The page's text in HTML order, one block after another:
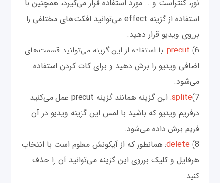
نور، کنتراست و... مورد استفاده قرار می‌گیرد، همچنین با
استفاده از گزینه effect می‌توانید افکت‌های مختلفی را
برروی ویدیو قرار دهید.
6)
precut: با استفاده از این گزینه می‌توانید قسمت‌های
اضافی ویدیو را برش دهید و برای کات کردن استفاده
می‌شود.
7)
splite
: این گزینه همانند گزینه precut عمل می‌کنید
درفریم ویدیو که باشید با لمس این گزینه ویدیو در آن
فریم برش داده می‌شود.
8)
delete: همانطور که از آیکونش معلوم است با انتخاب
هرفایل و کلیک برروی این گزینه می‌توانید آن را حذف
کنید.